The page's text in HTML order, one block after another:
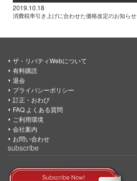
2019.10.18
消費税率引き上げに合わせた価格改定のお知らせ
ザ・リバティWebについて
有料購読
退会
プライバシーポリシー
訂正・おわび
FAQ よくある質問
ご利用環境
会社案内
お問い合わせ
subscribe